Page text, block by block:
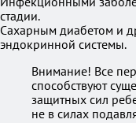
стадии.
Сахарным диабетом и
эндокринной системы.
Внимание! Все
способствуют
защитных сил
не в силах